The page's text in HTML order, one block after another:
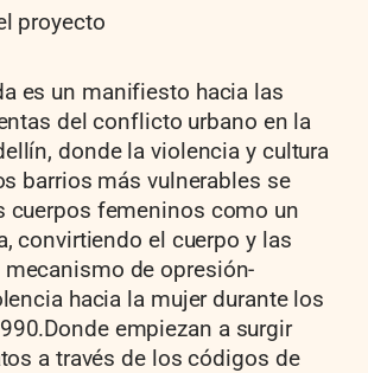
proyecto
es un manifiesto hacia las
del conflicto urbano en la
donde la violencia y cultura
barrios más vulnerables se
cuerpos femeninos como un
convirtiendo el cuerpo y las
mecanismo de opresión-
hacia la mujer durante los
empiezan a surgir
a través de los códigos de